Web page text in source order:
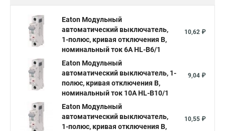
Eaton Модульный
автоматический выключатель,
1-полюс, кривая отключения B,
номинальный ток 6А HL-B6/1
10,62 ₽
Eaton Модульный
автоматический выключатель, 1-
полюс, кривая отключения B,
номинальный ток 10А HL-B10/1
9,04 ₽
Eaton Модульный
автоматический выключатель,
1-полюс, кривая отключения B,
10,55 ₽